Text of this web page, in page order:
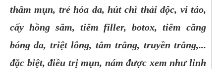
thâm mụn, trẻ hóa da, hút chì thải độc, vi tảo,
cấy hồng sâm, tiêm filler, botox, tiêm căng
bóng da, triệt lông, tắm trắng, truyền trắng,...
đặc biệt, điều trị mụn, nám được xem như linh